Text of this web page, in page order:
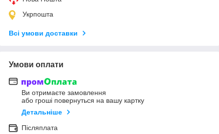
Укрпошта
Всі умови доставки
Умови оплати
Ви отримаєте замовлення
або гроші повернуться на вашу картку
Детальніше
Післяплата